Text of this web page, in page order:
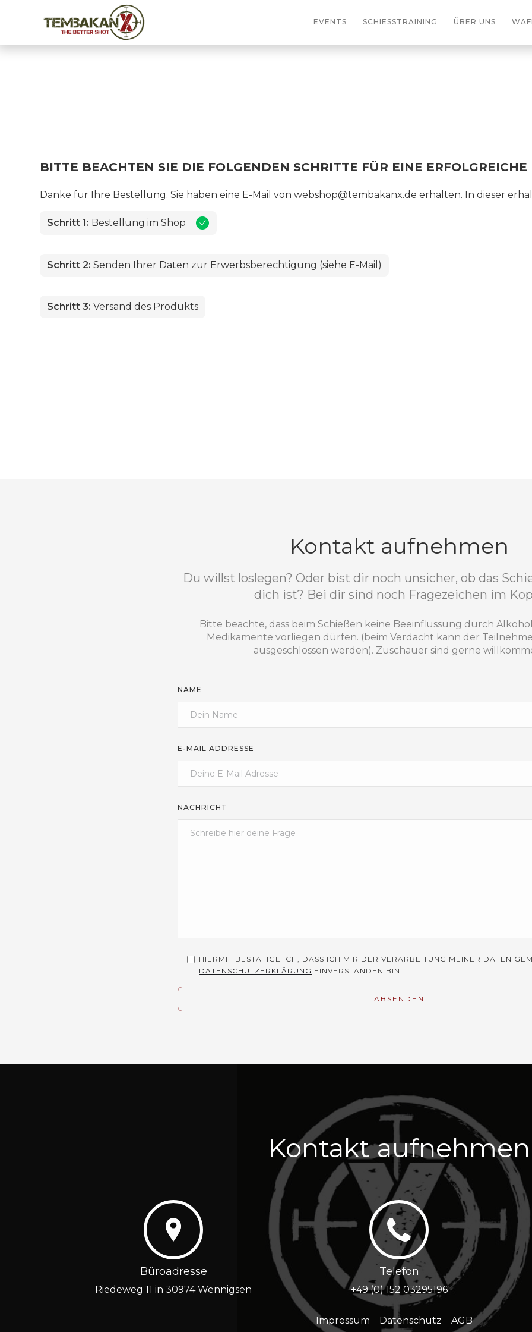
EVENTS SCHIESSTRAINING ÜBER UNS
BITTE BEACHTEN SIE DIE FOLGENDEN SCHRITTE FÜR EINE
Danke für Ihre Bestellung. Sie haben eine E-Mail von webshop@tembakanx.de erhalten. In dieser
Schritt 1: Bestellung im Shop
Schritt 2: Senden Ihrer Daten zur Erwerbsberechtigung (siehe E-Mail)
Schritt 3: Versand des Produkts
Kontakt aufnehmen
Du willst loslegen? Oder bist dir noch unsicher, ob das
dich ist? Bei dir sind noch Fragezeichen im
Bitte beachte, dass beim Schießen keine Beeinflussung durch
Medikamente vorliegen dürfen. (beim Verdacht kann der
ausgeschlossen werden). Zuschauer sind gerne
NAME
E-MAIL ADDRESSE
NACHRICHT
HIERMIT BESTÄTIGE ICH, DASS ICH MIR DER VERARBEITUNG MEINER DATEN
DATENSCHUTZERKLÄRUNG EINVERSTANDEN BIN
Kontakt aufnehmen
Büroadresse
Riedeweg 11 in 30974 Wennigsen
Telefon
+49 (0) 152 03295196
Impressum Datenschutz AGB